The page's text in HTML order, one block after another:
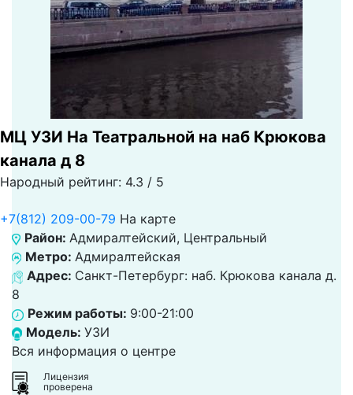
МЦ УЗИ На Театральной на наб Крюкова
канала д 8
Народный рейтинг: 4.3 / 5
+7(812) 209-00-79 На карте
Район: Адмиралтейский, Центральный
Метро: Адмиралтейская
Адрес: Санкт-Петербург: наб. Крюкова канала д.
8
Режим работы: 9:00-21:00
Модель: УЗИ
Вся информация о центре
Лицензия
проверена